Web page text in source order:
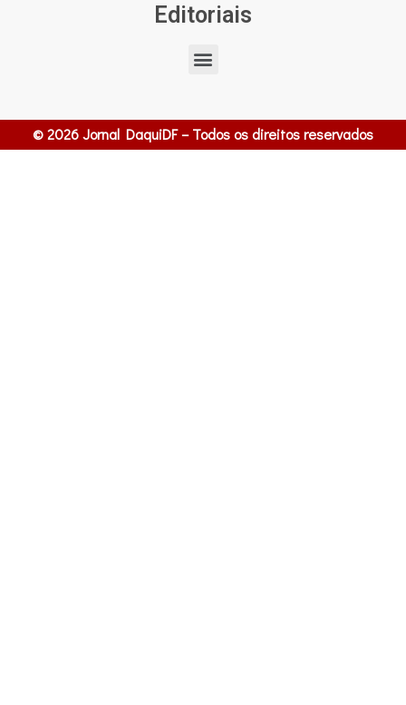
Editoriais
© 2026 Jornal DaquiDF – Todos os direitos reservados